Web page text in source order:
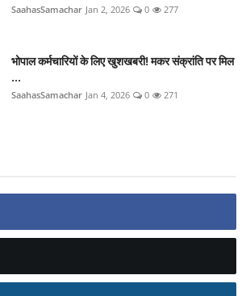
SaahasSamachar Jan 2, 2026 0 277
भोपाल कर्मचारियों के लिए खुशखबरी! मकर संक्रांति पर मिल
...
SaahasSamachar Jan 4, 2026 0 271